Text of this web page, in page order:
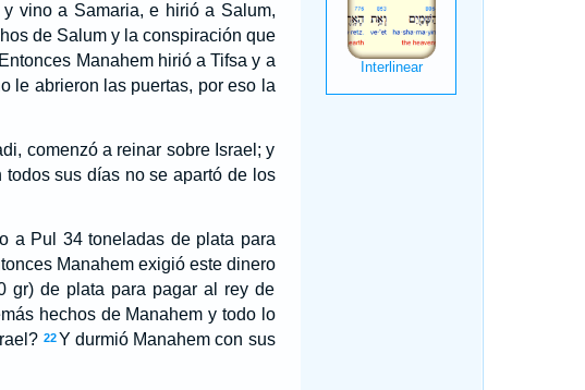
vino a Samaria, e hirió a Salum,
de Salum y la conspiración que
Entonces Manahem hirió a Tifsa y a
le abrieron las puertas, por eso la
comenzó a reinar sobre Israel; y
sus días no se apartó de los
a Pul 34 toneladas de plata para
Manahem exigió este dinero
gr) de plata para pagar al rey de
hechos de Manahem y todo lo
22Y durmió Manahem con sus